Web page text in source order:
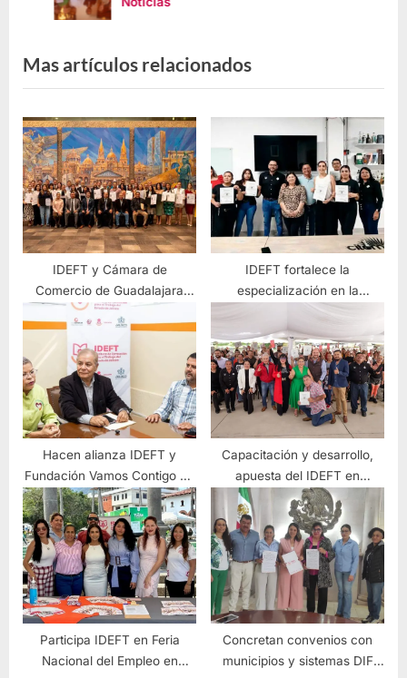
Mas artículos relacionados
IDEFT y Cámara de
Comercio de Guadalajara
gradúan a nueva generación
de profesionales inmobiliarios
IDEFT fortalece la
especialización en la
industria tequilera con curso
innovador de Análisis
Sensorial
Hacen alianza IDEFT y
Fundación Vamos Contigo de
la Mano
Capacitación y desarrollo,
apuesta del IDEFT en
Tlaquepaque
Participa IDEFT en Feria
Nacional del Empleo en
Concretan convenios con
municipios y sistemas DIF